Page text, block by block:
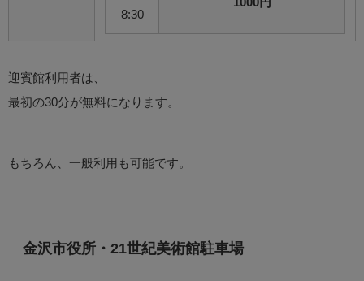
8:30
迎賓館利用者は、
最初の30分が無料になります。
もちろん、一般利用も可能です。
金沢市役所・21世紀美術館駐車場